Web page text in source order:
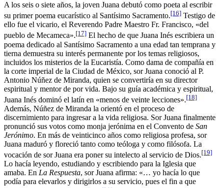
A los seis o siete años, la joven Juana debutó como poeta al escribir
su primer poema eucarístico al Santísimo Sacramento.[16] Testigo de
ello fue el vicario, el Reverendo Padre Maestro Fr. Francisco, «del
pueblo de Mecameca».[17] El hecho de que Juana Inés escribiera un
poema dedicado al Santísimo Sacramento a una edad tan temprana y
tierna demuestra su interés permanente por los temas religiosos,
incluidos los misterios de la Eucaristía. Como dama de compañía en
la corte imperial de la Ciudad de México, sor Juana conoció al P.
Antonio Núñez de Miranda, quien se convertiría en su director
espiritual y mentor de por vida. Bajo su guía académica y espiritual,
Juana Inés dominó el latín en «menos de veinte lecciones».[18]
Además, Núñez de Miranda la orientó en el proceso de
discernimiento para ingresar a la vida religiosa. Sor Juana finalmente
pronunció sus votos como monja jerónima en el Convento de San
Jerónimo. En más de veinticinco años como religiosa profesa, sor
Juana maduró y floreció tanto como teóloga y como filósofa. La
vocación de sor Juana era poner su intelecto al servicio de Dios.[19]
Lo hacía leyendo, estudiando y escribiendo para la Iglesia que
amaba. En La Respuesta, sor Juana afirma: «… yo hacía lo que
podía para elevarlos y dirigirlos a su servicio, pues el fin a que